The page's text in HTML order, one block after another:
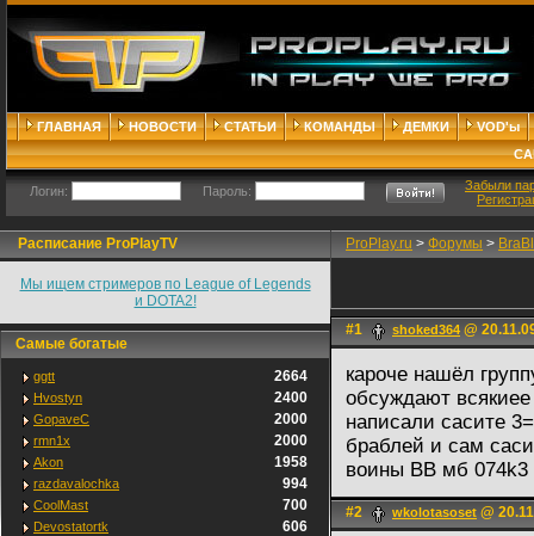
ГЛАВНАЯ НОВОСТИ СТАТЬИ КОМАНДЫ ДЕМКИ
VOD'ы
Логин: Пароль:
Забыли
Расписание ProPlayTV
Мы ищем стримеров по League of Legends
и DOTA2!
Самые богатые
ggtt 2664
Hvostyn 2400
GopaveC 2000
rmn1x 2000
Akon 1958
razdavalochka 994
CoolMast 700
Devostatortk 606
ProPlay.ru > Форумы >
#1 shoked364 @
кароче нашёл
обсуждают
написали сасите
браблей и сам
воины BB мб 074k3
#2 wkolotasoset @